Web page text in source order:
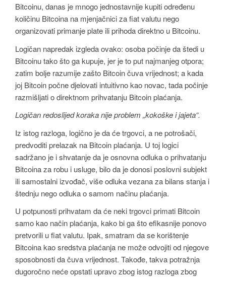
Bitcoinu, danas je mnogo jednostavnije kupiti određenu
količinu Bitcoina na mjenjačnici za fiat valutu nego
organizovati primanje plate ili prihoda direktno u Bitcoinu.
Logičan napredak izgleda ovako: osoba počinje da štedi u
Bitcoinu tako što ga kupuje, jer je to put najmanjeg otpora;
zatim bolje razumije zašto Bitcoin čuva vrijednost; a kada
joj Bitcoin počne djelovati intuitivno kao novac, tada počinje
razmišljati o direktnom prihvatanju Bitcoin plaćanja.
Logičan redoslijed koraka nije problem „kokoške i jajeta“.
Iz istog razloga, logično je da će trgovci, a ne potrošači,
predvoditi prelazak na Bitcoin plaćanja. U toj logici
sadržano je i shvatanje da je osnovna odluka o prihvatanju
Bitcoina za robu i usluge, bilo da je donosi poslovni subjekt
ili samostalni izvođač, više odluka vezana za bilans stanja i
štednju nego odluka o samom načinu plaćanja.
U potpunosti prihvatam da će neki trgovci primati Bitcoin
samo kao način plaćanja, kako bi ga što efikasnije ponovo
pretvorili u fiat valutu. Ipak, smatram da se korištenje
Bitcoina kao sredstva plaćanja ne može odvojiti od njegove
sposobnosti da čuva vrijednost. Takođe, takva potražnja
dugoročno neće opstati upravo zbog istog razloga zbog